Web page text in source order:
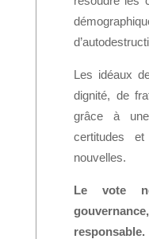
Les idéaux
dignité, de
grâce à
certitudes
nouvelles.
Le vote
responsable.